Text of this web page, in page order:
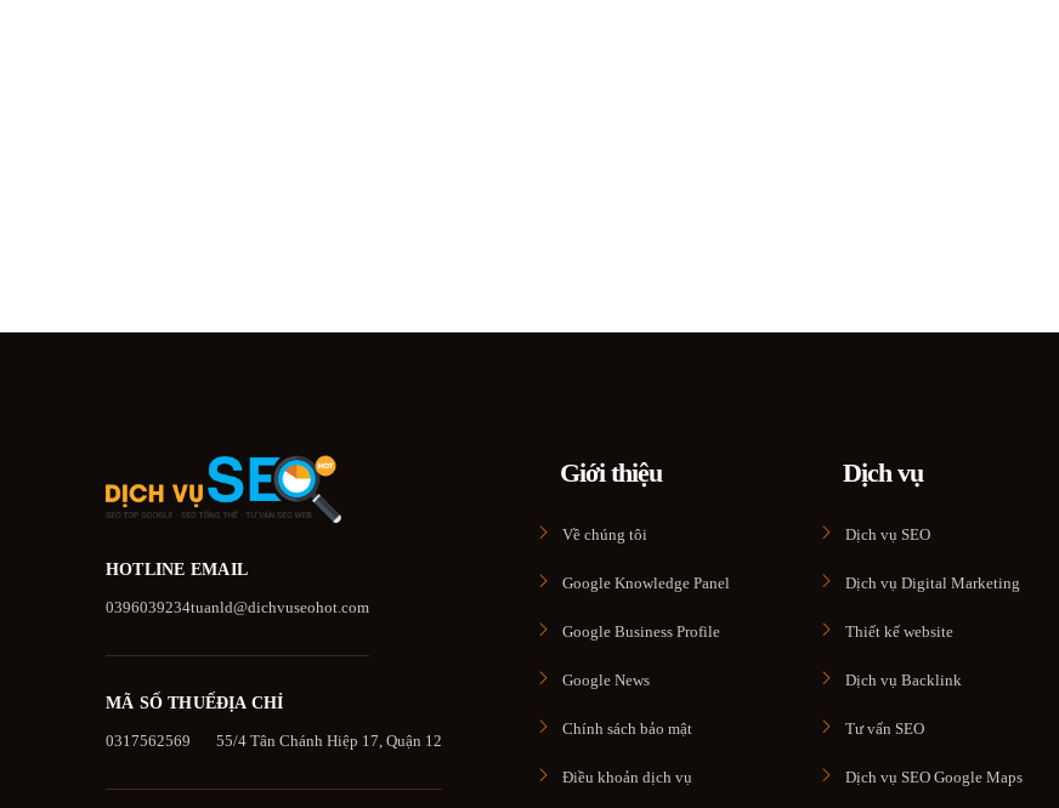
HOTLINE
0396039234
EMAIL
tuanld@dichvuseohot.com
MÃ SỐ THUẾ
0317562569
ĐỊA CHỈ
55/4 Tân Chánh Hiệp 17, Quận 12
Giới thiệu
Về chúng tôi
Google Knowledge Panel
Google Business Profile
Google News
Chính sách bảo mật
Điều khoản dịch vụ
Dịch vụ
Dịch vụ SEO
Dịch vụ Digital Marketing
Thiết kế website
Dịch vụ Backlink
Tư vấn SEO
Dịch vụ SEO Google Maps